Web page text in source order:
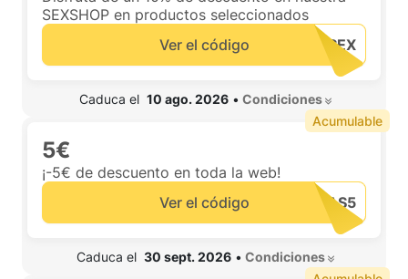
SEXSHOP en productos seleccionados
Ver el código
Caduca el 10 ago. 2026 • Condiciones
5€
¡-5€ de descuento en toda la web!
Ver el código
Caduca el 30 sept. 2026 • Condiciones
Acumulable